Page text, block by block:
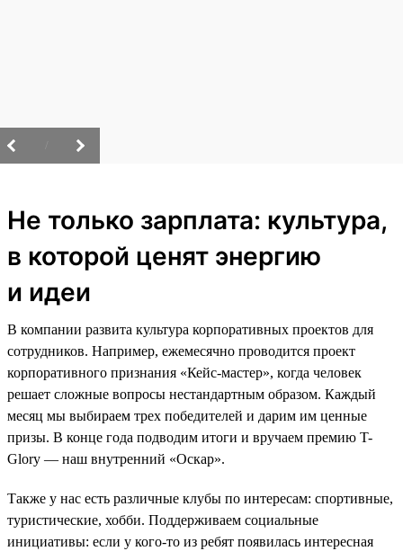
Не только зарплата: культура,
в которой ценят энергию
и идеи
В компании развита культура корпоративных проектов для
сотрудников. Например, ежемесячно проводится проект
корпоративного признания «Кейс-мастер», когда человек
решает сложные вопросы нестандартным образом. Каждый
месяц мы выбираем трех победителей и дарим им ценные
призы. В конце года подводим итоги и вручаем премию T-
Glory — наш внутренний «Оскар».
Также у нас есть различные клубы по интересам: спортивные,
туристические, хобби. Поддерживаем социальные
инициативы: если у кого-то из ребят появилась интересная